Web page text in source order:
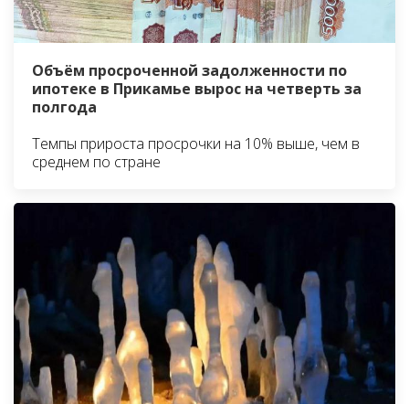
Объём просроченной задолженности по
ипотеке в Прикамье вырос на четверть за
полгода
Темпы прироста просрочки на 10% выше, чем в
среднем по стране